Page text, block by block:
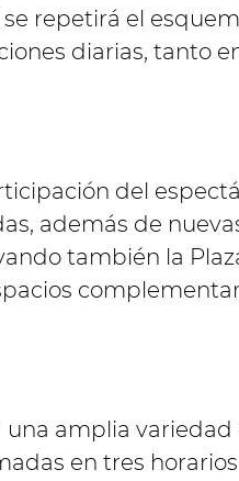
repetirá el
diarias, tanto
del
además de
también la
una amplia variedad
en tres horarios